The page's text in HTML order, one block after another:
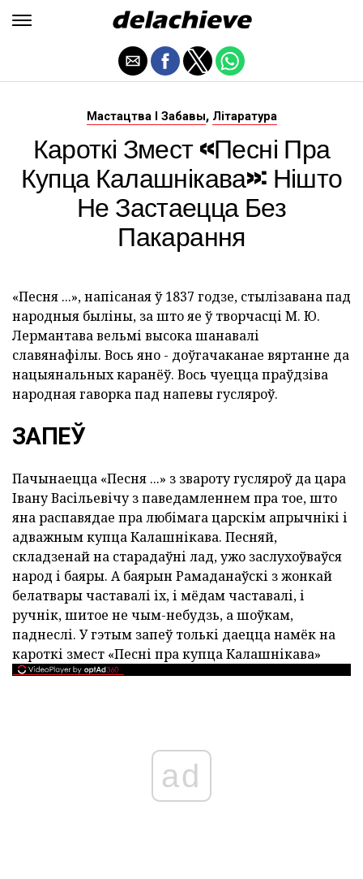
Мастацтва І Забавы, Літаратура
Кароткі Змест «Песні Пра
Купца Калашнікава»: Нішто
Не Застаецца Без
Пакарання
«Песня ...», напісаная ў 1837 годзе, стылізавана пад
народныя быліны, за што яе ў творчасці М. Ю.
Лермантава вельмі высока шанавалі
славянафілы. Вось яно - доўгачаканае вяртанне да
нацыянальных каранёў. Вось чуецца праўдзіва
народная гаворка пад напевы гусляроў.
ЗАПЕЎ
Пачынаецца «Песня ...» з звароту гусляроў да цара
Івану Васільевічу з паведамленнем пра тое, што
яна распавядае пра любімага царскім апрычнікі і
адважным купца Калашнікава. Песняй,
складзенай на старадаўні лад, ужо заслухоўваўся
народ і баяры. А баярын Рамаданаўскі з жонкай
белатвары частавалі іх, і мёдам частавалі, і
ручнік, шитое не чым-небудзь, а шоўкам,
паднеслі. У гэтым запеў толькі даецца намёк на
кароткі змест «Песні пра купца Калашнікава»
ad